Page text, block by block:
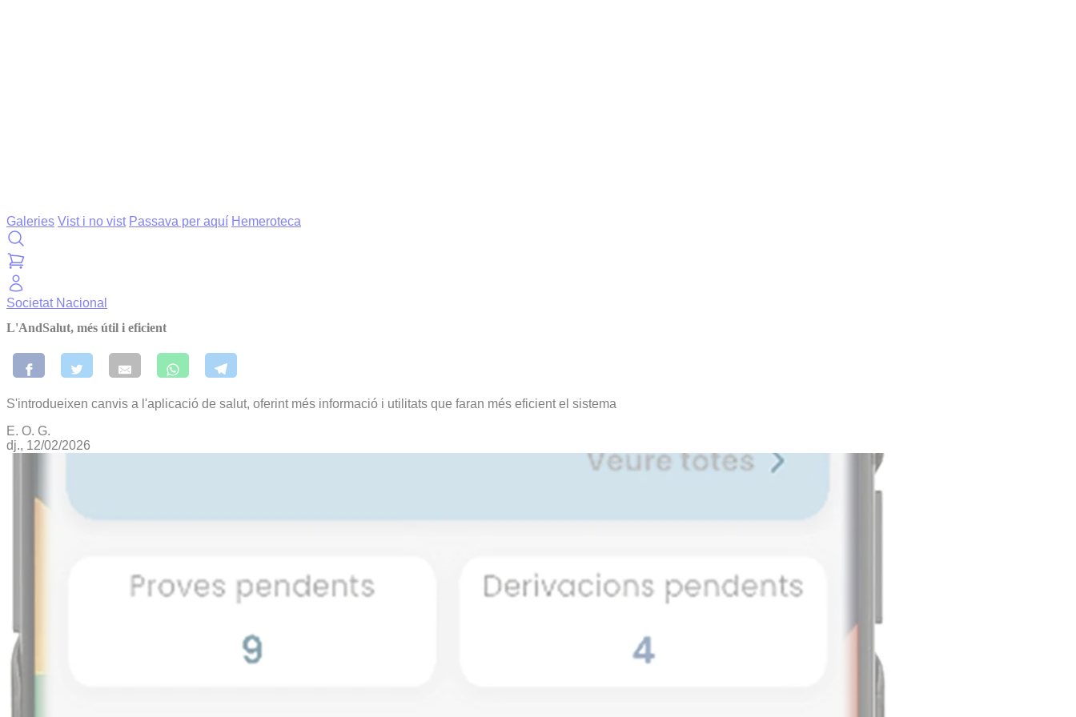
Galeries Vist i no vist Passava per aquí Hemeroteca
Societat Nacional
L'AndSalut, més útil i eficient
S'introdueixen canvis a l'aplicació de salut, oferint més informació i utilitats que faran més eficient el sistema
E. O. G.
dj., 12/02/2026